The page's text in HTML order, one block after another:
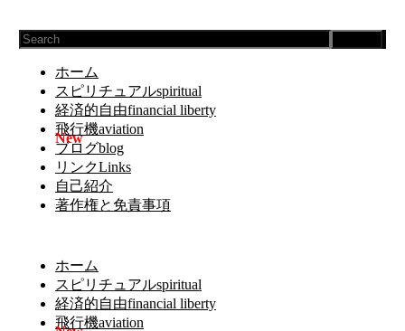
ホーム
スピリチュアルspiritual
経済的自由financial liberty
飛行機aviation
ブログblog
リンクLinks
自己紹介
著作権と免責事項
ホーム
スピリチュアルspiritual
経済的自由financial liberty
飛行機aviation